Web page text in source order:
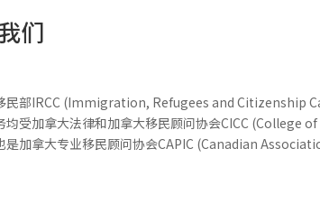
们
民部IRCC (Immigration, Refugees and Citizenship
均受加拿大法律和加拿大移民顾问协会CICC
是加拿大专业移民顾问协会CAPIC (Canadian